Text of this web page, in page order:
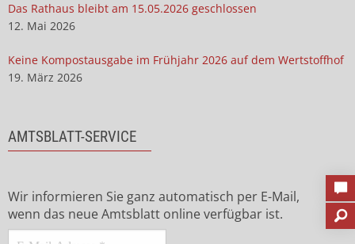
Das Rathaus bleibt am 15.05.2026 geschlossen
12. Mai 2026
Keine Kompostausgabe im Frühjahr 2026 auf dem Wertstoffhof
19. März 2026
AMTSBLATT-SERVICE
Wir informieren Sie ganz automatisch per E-Mail,
wenn das neue Amtsblatt online verfügbar ist.